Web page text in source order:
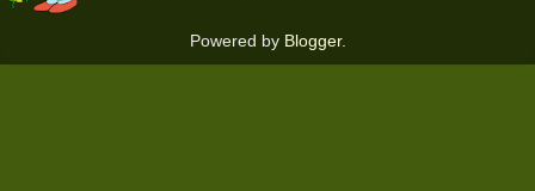
Powered by Blogger.